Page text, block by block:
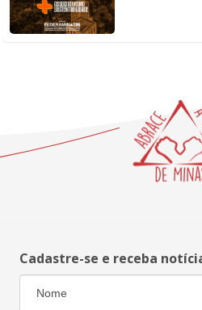
Cadastre-se e receba